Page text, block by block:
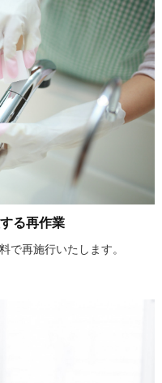
る再作業
で再施行いたします。